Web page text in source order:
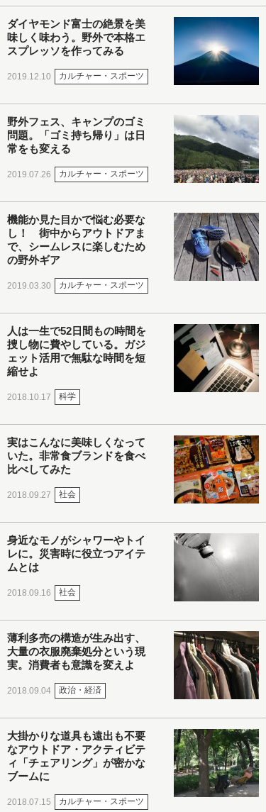
ダイヤモンド富士の絶景を美
味しく味わう。野外で本格エ
スプレッソを作ってみる
2019.12.10 カルチャー・スポーツ
野外フェス、キャンプのゴミ
問題。「ゴミ持ち帰り」は日
常をも変える
2019.07.26 カルチャー・スポーツ
機能か見た目かで悩む必要な
し！ 街中からアウトドアま
で、シームレスに楽しむため
の野外ギア
2019.03.30 カルチャー・スポーツ
人は一生で52日間もの時間を
捜し物に費やしている。ガジ
ェット活用で無駄な時間を短
縮せよ
2018.10.17 科学
実はこんなに美味しくなって
いた。非常食ブランドを食べ
比べしてみた
2018.09.27 社会
身近なモノがシャワーやトイ
レに。災害時に役立つアイテ
ムとは
2018.09.16 社会
薄利多売の構造が生み出す、
大量の衣服廃棄処分という現
実。消費者も意識を変えよ
2018.09.04 政治・経済
大掛かりな道具も遠出も不要
なアウトドア・アクティビテ
ィ「チェアリング」が密かな
ブームに
2018.07.15 カルチャー・スポーツ